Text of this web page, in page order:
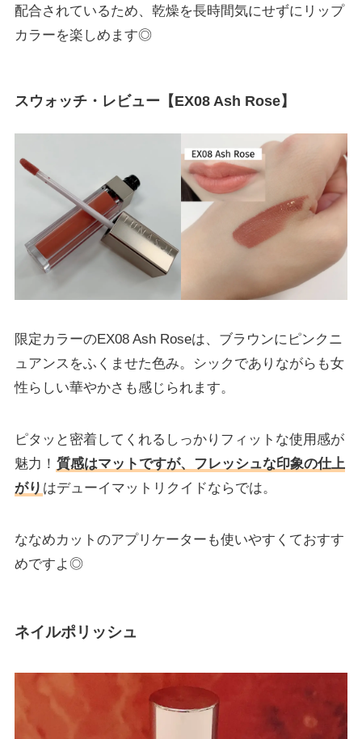
配合されているため、乾燥を長時間気にせずにリップ
カラーを楽しめます◎
スウォッチ・レビュー【EX08 Ash Rose】
限定カラーのEX08 Ash Roseは、ブラウンにピンクニ
ュアンスをふくませた色み。シックでありながらも女
性らしい華やかさも感じられます。
ピタッと密着してくれるしっかりフィットな使用感が
魅力！ 質感はマットですが、フレッシュな印象の仕上
がり はデューイマットリクイドならでは。
ななめカットのアプリケーターも使いやすくておすす
めですよ◎
ネイルポリッシュ